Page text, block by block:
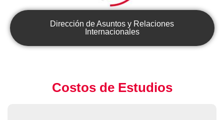
Dirección de Asuntos y Relaciones
Internacionales
Costos de Estudios